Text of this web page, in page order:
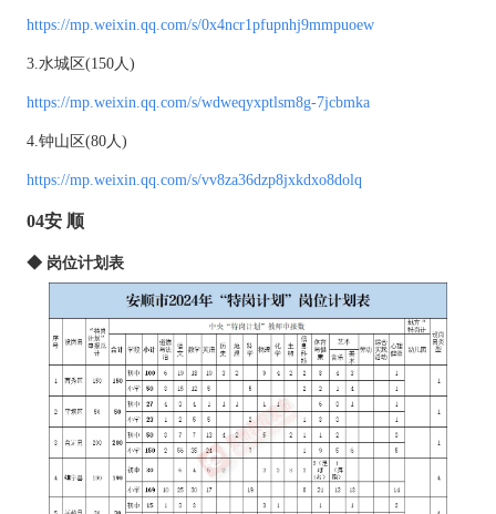
https://mp.weixin.qq.com/s/0x4ncr1pfupnhj9mmpuoew
3.水城区(150人)
https://mp.weixin.qq.com/s/wdweqyxptlsm8g-7jcbmka
4.钟山区(80人)
https://mp.weixin.qq.com/s/vv8za36dzp8jxkdxo8dolq
04安 顺
◆ 岗位计划表